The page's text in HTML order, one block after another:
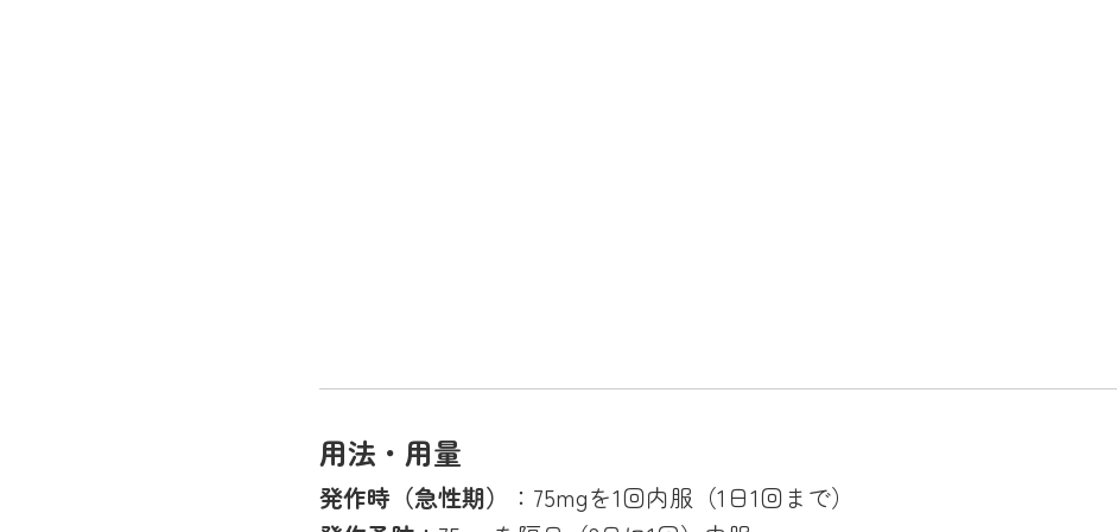
用法・用量
発作時（急性期）
：75mgを1回内服（1日1回まで）